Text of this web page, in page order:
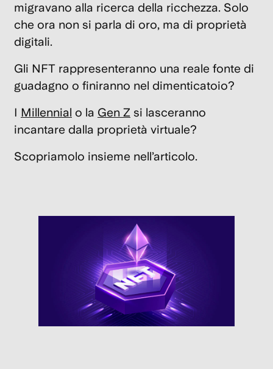
migravano alla ricerca della ricchezza. Solo
che ora non si parla di oro, ma di proprietà
digitali.
Gli NFT rappresenteranno una reale fonte di
guadagno o finiranno nel dimenticatoio?
I Millennial o la Gen Z si lasceranno
incantare dalla proprietà virtuale?
Scopriamolo insieme nell’articolo.